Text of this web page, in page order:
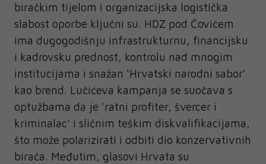
biračkim tijelom i organizacijska logistička
slabost oporbe ključni su. HDZ pod Čovićem
ima dugogodišnju infrastrukturnu, financijsku
i kadrovsku prednost, kontrolu nad mnogim
institucijama i snažan 'Hrvatski narodni sabor'
kao brend. Lučićeva kampanja se suočava s
optužbama da je 'ratni profiter, švercer i
kriminalac' i sličnim teškim diskvalifikacijama,
što može polarizirati i odbiti dio konzervativnih
birača. Međutim, glasovi Hrvata su